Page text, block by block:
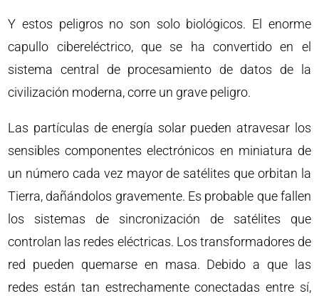
Y estos peligros no son solo biológicos. El enorme
capullo cibereléctrico, que se ha convertido en el
sistema central de procesamiento de datos de la
civilización moderna, corre un grave peligro.
Las partículas de energía solar pueden atravesar los
sensibles componentes electrónicos en miniatura de
un número cada vez mayor de satélites que orbitan la
Tierra, dañándolos gravemente. Es probable que fallen
los sistemas de sincronización de satélites que
controlan las redes eléctricas. Los transformadores de
red pueden quemarse en masa. Debido a que las
redes están tan estrechamente conectadas entre sí,